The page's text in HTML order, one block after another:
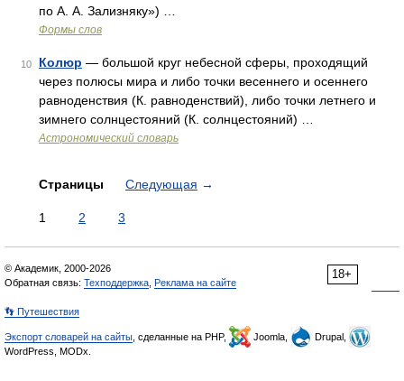
по А. А. Зализняку») …
Формы слов
10 Колюр — большой круг небесной сферы, проходящий
через полюсы мира и либо точки весеннего и осеннего
равноденствия (К. равноденствий), либо точки летнего и
зимнего солнцестояний (К. солнцестояний) …
Астрономический словарь
Страницы Следующая →
1 2 3
18+
© Академик, 2000-2026
Обратная связь: Техподдержка Реклама на сайте
👣 Путешествия
Экспорт словарей на сайты , сделанные на PHP, Joomla,
Drupal,
WordPress, MODx.